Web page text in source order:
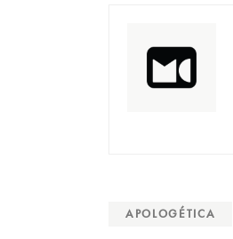
APOLOGÉTICA